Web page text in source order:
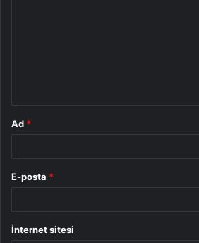
Ad *
E-posta *
İnternet sitesi